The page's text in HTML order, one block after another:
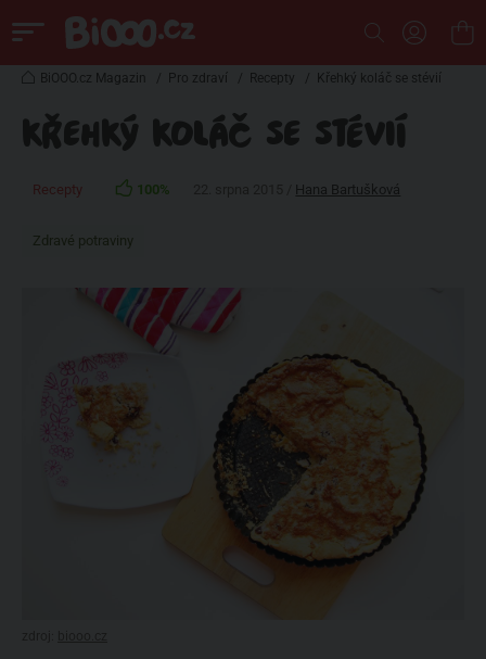
BiOOO.cz Magazin / Pro zdraví / Recepty / Křehký koláč se stévií
KŘEHKÝ KOLÁČ SE STÉVIÍ
Recepty 100% Hana Bartušková
Zdravé potraviny